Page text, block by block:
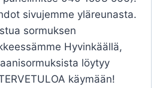
sivujemme yläreunasta.
sormuksen
Hyvinkäällä,
löytyy
käymään!